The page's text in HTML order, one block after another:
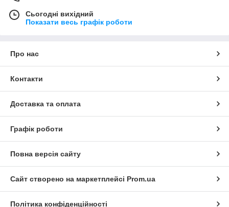
Сьогодні вихідний
Показати весь графік роботи
Про нас
Контакти
Доставка та оплата
Графік роботи
Повна версія сайту
Сайт створено на маркетплейсі Prom.ua
Політика конфіденційності